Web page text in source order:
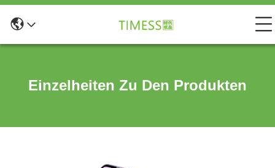
Einzelheiten Zu Den Produkten